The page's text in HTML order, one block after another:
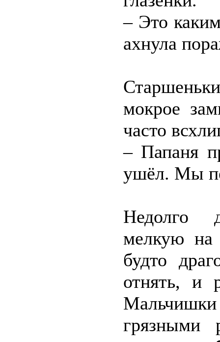
– Это
ахнула
мокрое
часто
– Папаня
ушёл. Мы
Недолго
мелкую на
будто
отнять, и
грязными